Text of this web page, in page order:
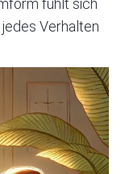
fühlt sich
Verhalten